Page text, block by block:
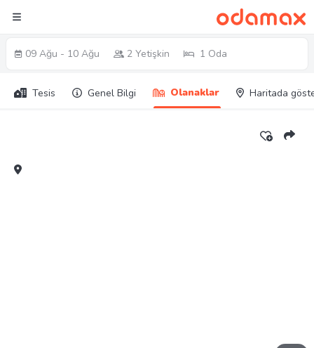
09 Ağu - 10 Ağu 2 Yetişkin 1 Oda
Tesis Genel Bilgi Olanaklar Haritada